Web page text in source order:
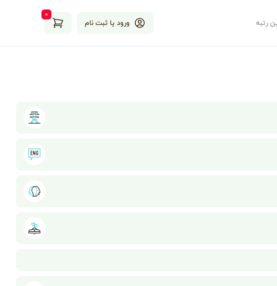
رتبه ورود یا ثبت نام
۰